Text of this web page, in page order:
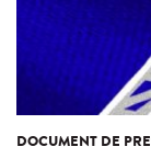
DOCUMENT DE